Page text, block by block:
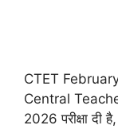
CTET
Central
2026 परीक्षा